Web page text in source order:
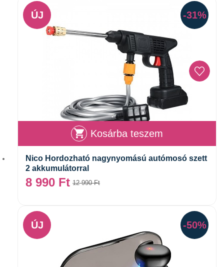
-31%
ÚJ
Kosárba teszem
Nico Hordozható nagynyomású autómosó szett
2 akkumulátorral
12 990Ft
8 990 Ft
-50%
ÚJ